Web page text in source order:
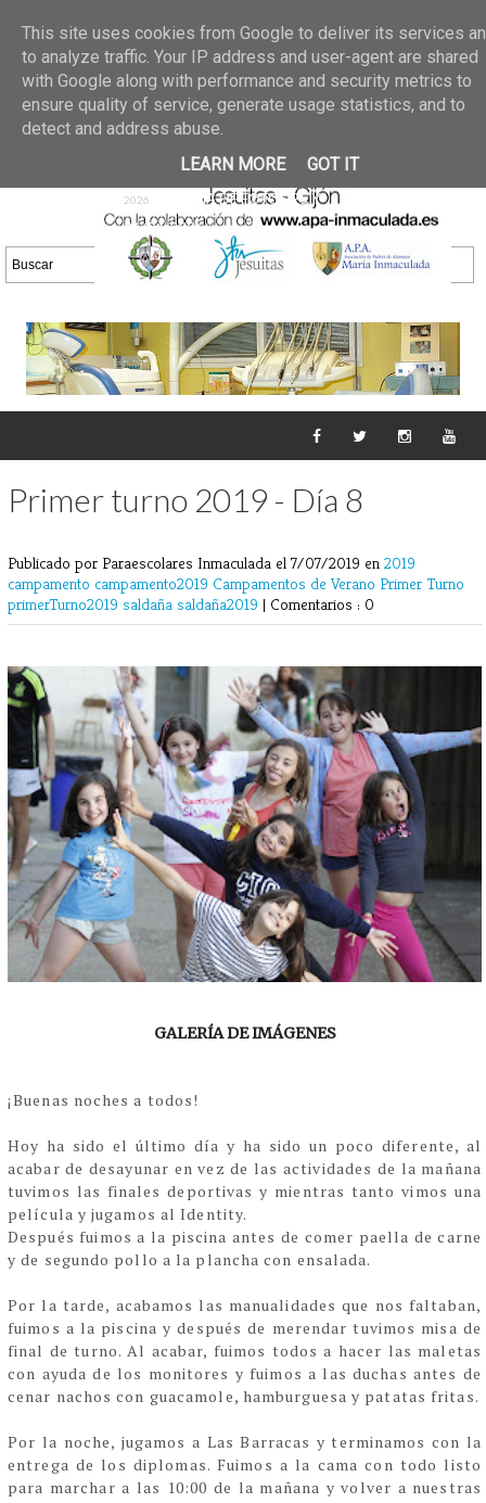
02 jun 2026
GALERIA DE FOTOS
30/05/2026
25 may 2026
GALERIA
DE FOTOS 23/05/2026
20 may
2026
GALERIA DE FOTOS
16/05/2026
DE FOTOS 09/05/2026
28 abr
2026
GALERIA DE FOTOS 25 Y
26/04/2026
Primer turno 2019 - Día 8
Publicado por Paraescolares Inmaculada el 7/07/2019 en 2019
campamento campamento2019 Campamentos de Verano Primer Turno
primerTurno2019 saldaña saldaña2019 | Comentarios : 0
GALERÍA DE IMÁGENES
¡Buenas noches a todos!
Hoy ha sido el último día y ha sido un poco diferente, al
acabar de desayunar en vez de las actividades de la mañana
tuvimos las finales deportivas y mientras tanto vimos una
película y jugamos al Identity.
Después fuimos a la piscina antes de comer paella de carne
y de segundo pollo a la plancha con ensalada.
Por la tarde, acabamos las manualidades que nos faltaban,
fuimos a la piscina y después de merendar tuvimos misa de
final de turno. Al acabar, fuimos todos a hacer las maletas
con ayuda de los monitores y fuimos a las duchas antes de
cenar nachos con guacamole, hamburguesa y patatas fritas.
Por la noche, jugamos a Las Barracas y terminamos con la
entrega de los diplomas. Fuimos a la cama con todo listo
para marchar a las 10:00 de la mañana y volver a nuestras
This site uses cookies from Google to deliver its services
to analyze traffic. Your IP address and user-agent are shared
with Google along with performance and security metrics to
ensure quality of service, generate usage statistics, and to
detect and address abuse.
LEARN MORE
GOT IT